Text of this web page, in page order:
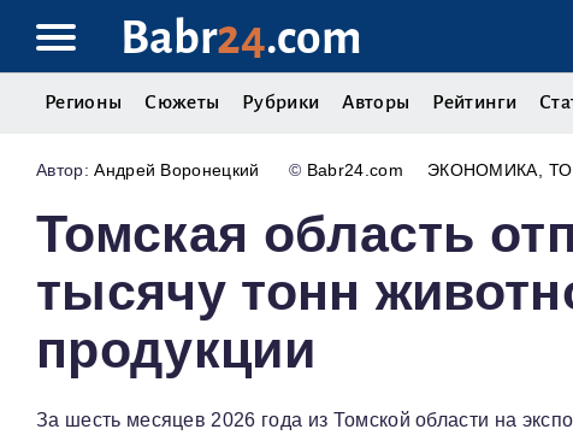
Babr24.com
Регионы Сюжеты Рубрики Авторы Рейтинги
Андрей Воронецкий © Babr24.com ЭКОНОМИКА
Томская область
тысячу тонн
продукции
За шесть месяцев 2026 года из Томской области на